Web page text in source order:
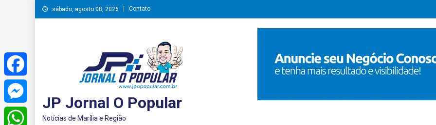
Skip
to
sábado, agosto 08, 2026 Contato
JP Jornal O Popular
Notícias de Marília e Região
Facebook
Messenger